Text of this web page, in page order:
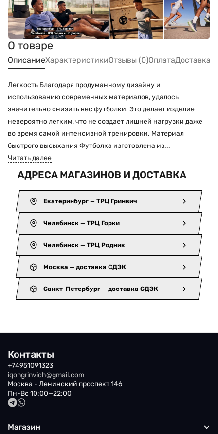
О товаре
ОписаниеХарактеристикиОтзывы (0)ОплатаДоставка
Легкость Благодаря продуманному дизайну и
использованию современных материалов, удалось
значительно снизить вес футболки. Это делает изделие
невероятно легким, что не создает лишней нагрузки даже
во время самой интенсивной тренировки. Материал
быстрого высыхания Футболка изготовлена из...
Читать далее
АДРЕСА МАГАЗИНОВ И ДОСТАВКА
Екатеринбург — ТРЦ Гринвич
Челябинск — ТРЦ Горки
Челябинск — ТРЦ Родник
Москва — доставка СДЭК
Санкт-Петербург — доставка СДЭК
Контакты
+74951091323
iqongrinvich@gmail.com
Москва - Ленинский проспект 146
Пн-Вс 10:00—22:00
Магазин